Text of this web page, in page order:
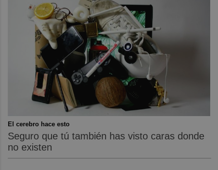
El cerebro hace esto
Seguro que tú también has visto caras donde
no existen